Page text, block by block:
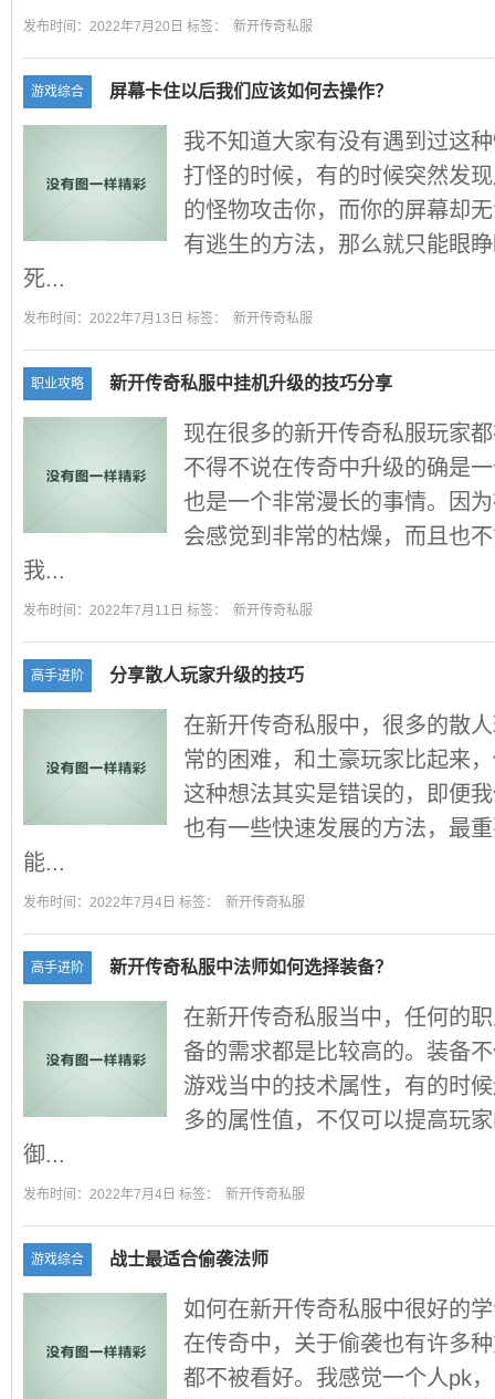
发布时间：2022年7月20日 标签： 新开传奇私服
游戏综合 屏幕卡住以后我们应该如何去操作？
我不知道大家有没有遇到过这
打怪的时候，有的时候突然发
的怪物攻击你，而你的屏幕却
有逃生的方法，那么就只能眼
死...
发布时间：2022年7月13日 标签： 新开传奇私服
职业攻略 新开传奇私服中挂机升级的技巧分享
现在很多的新开传奇私服玩家
不得不说在传奇中升级的确是
也是一个非常漫长的事情。因
会感觉到非常的枯燥，而且也
我...
发布时间：2022年7月11日 标签： 新开传奇私服
高手进阶 分享散人玩家升级的技巧
在新开传奇私服中，很多的散
常的困难，和土豪玩家比起来
这种想法其实是错误的，即便
也有一些快速发展的方法，最
能...
发布时间：2022年7月4日 标签： 新开传奇私服
高手进阶 新开传奇私服中法师如何选择装备？
在新开传奇私服当中，任何的
备的需求都是比较高的。装备
游戏当中的技术属性，有的时
多的属性值，不仅可以提高玩
御...
发布时间：2022年7月4日 标签： 新开传奇私服
游戏综合 战士最适合偷袭法师
如何在新开传奇私服中很好的
在传奇中，关于偷袭也有许多
都不被看好。我感觉一个人pk